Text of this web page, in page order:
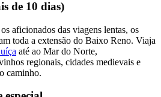
de 10 dias)
aficionados das viagens lentas, os
toda a extensão do Baixo Reno. Viaja
até ao Mar do Norte,
regionais, cidades medievais e
caminho.